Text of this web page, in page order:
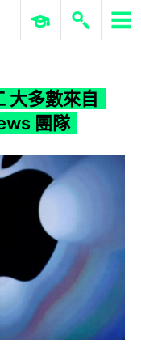
ERP 與商業 AI
大多數來自
團隊